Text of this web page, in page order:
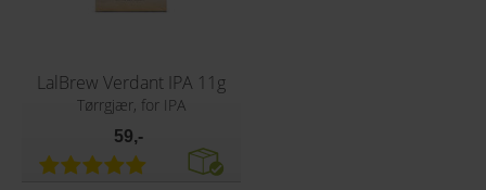
LalBrew Verdant IPA 11g
Tørrgjær, for IPA
59,-